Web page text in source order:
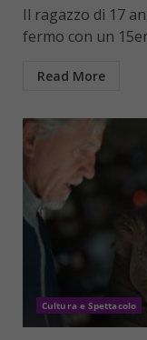
Il ragazzo di 17
fermo con un
Read More
Cultura e Spettacolo